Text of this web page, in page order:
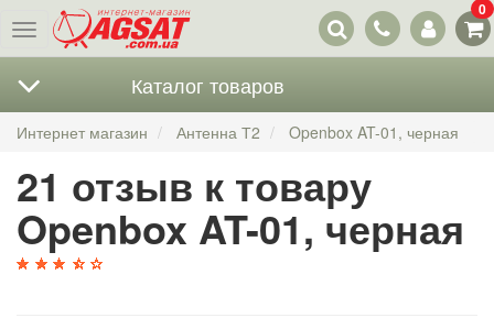
Меню
Наши
контакты
0
Каталог товаров
Интернет магазин Антенна Т2 Openbox AT-01, черная
21 отзыв к товару
Openbox AT-01, черная